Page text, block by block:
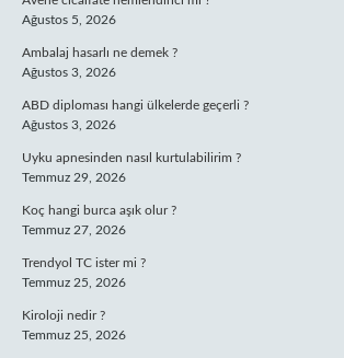
Ağustos 5, 2026
Ambalaj hasarlı ne demek ?
Ağustos 3, 2026
ABD diploması hangi ülkelerde geçerli ?
Ağustos 3, 2026
Uyku apnesinden nasıl kurtulabilirim ?
Temmuz 29, 2026
Koç hangi burca aşık olur ?
Temmuz 27, 2026
Trendyol TC ister mi ?
Temmuz 25, 2026
Kiroloji nedir ?
Temmuz 25, 2026